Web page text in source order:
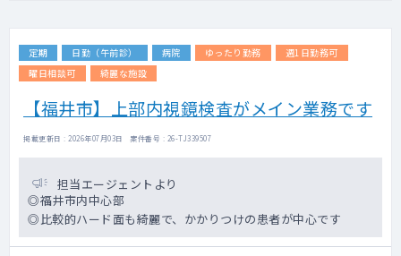
定期 日勤（午前診） 病院 ゆったり勤務
週1日勤務可
曜日相談可
綺麗な施設
【福井市】上部内視鏡検査がメイン業務です
掲載更新日 : 2026年07月03日 案件番号 : 26-TJ339507
担当エージェントより
◎福井市内中心部
◎比較的ハード面も綺麗で、かかりつけの患者が中心です